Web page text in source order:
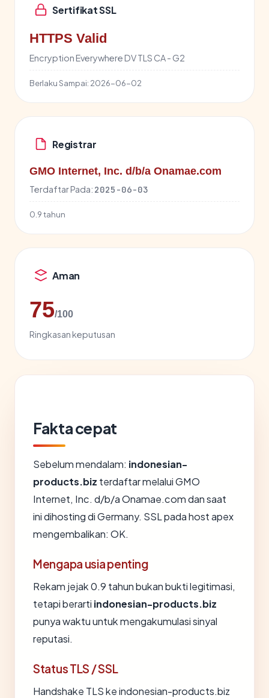
Sertifikat SSL
HTTPS Valid
Encryption Everywhere DV TLS CA - G2
Berlaku Sampai: 2026-06-02
Registrar
GMO Internet, Inc. d/b/a Onamae.com
Terdaftar Pada: 2025-06-03
0.9 tahun
Aman
75/100
Ringkasan keputusan
Fakta cepat
Sebelum mendalam: indonesian-
products.biz terdaftar melalui GMO
Internet, Inc. d/b/a Onamae.com dan saat
ini dihosting di Germany. SSL pada host apex
mengembalikan: OK.
Mengapa usia penting
Rekam jejak 0.9 tahun bukan bukti legitimasi,
tetapi berarti indonesian-products.biz
punya waktu untuk mengakumulasi sinyal
reputasi.
Status TLS / SSL
Handshake TLS ke indonesian-products.biz